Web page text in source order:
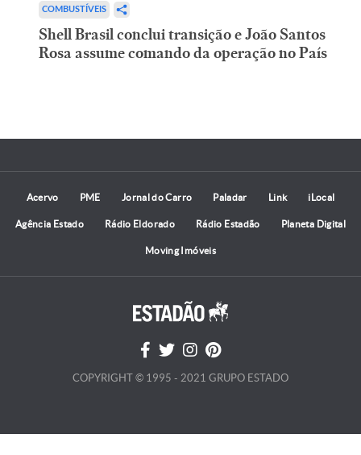
COMBUSTÍVEIS
Shell Brasil conclui transição e João Santos
Rosa assume comando da operação no País
Acervo PME Jornal do Carro Paladar Link iLocal
Agência Estado Rádio Eldorado Rádio Estadão Planeta Digital
Moving Imóveis
COPYRIGHT © 1995 - 2021 GRUPO ESTADO